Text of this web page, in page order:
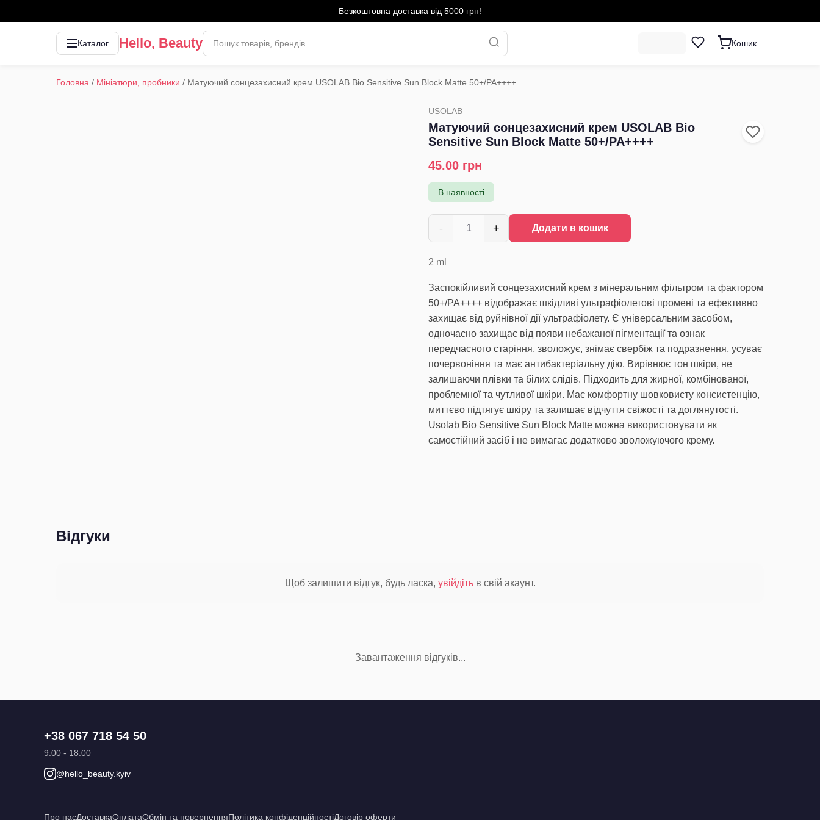
Безкоштовна доставка від 5000 грн!
Каталог Hello, Beauty Кошик
Головна / Мініатюри, пробники / Матуючий сонцезахисний крем USOLAB Bio Sensitive Sun Block Matte 50+/PA++++
USOLAB
Матуючий сонцезахисний крем USOLAB Bio
Sensitive Sun Block Matte 50+/PA++++
45.00 грн
В наявності
- 1 + Додати в кошик
2 ml
Заспокійливий сонцезахисний крем з мінеральним фільтром та фактором
50+/PA++++ відображає шкідливі ультрафіолетові промені та ефективно
захищає від руйнівної дії ультрафіолету. Є універсальним засобом,
одночасно захищає від появи небажаної пігментації та ознак
передчасного старіння, зволожує, знімає свербіж та подразнення, усуває
почервоніння та має антибактеріальну дію. Вирівнює тон шкіри, не
залишаючи плівки та білих слідів. Підходить для жирної, комбінованої,
проблемної та чутливої шкіри. Має комфортну шовковисту консистенцію,
миттєво підтягує шкіру та залишає відчуття свіжості та доглянутості.
Usolab Bio Sensitive Sun Block Matte можна використовувати як
самостійний засіб і не вимагає додатково зволожуючого крему.
Відгуки
Щоб залишити відгук, будь ласка, увійдітьв свій акаунт.
Завантаження відгуків...
+38 067 718 54 50
9:00 - 18:00
@hello_beauty.kyiv
Про насДоставкаОплатаОбмін та поверненняПолітика конфіденційностіДоговір оферти